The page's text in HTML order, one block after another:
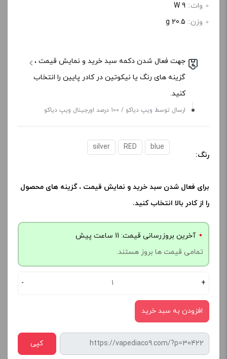
وات:: 9 W
وزن:: 20.5 g
جهت فعال شدن دکمه سبد خرید و نمایش قیمت ،
گزینه های رنگ یا نیکوتین در کادر پایین را انتخاب
کنید.
ارسال توسط ویپ دیاکو / 100 درصد اورجینال ویپ دیاکو
رنگ:
blue
RED
silver
برای فعال شدن سبد خرید و نمایش قیمت ، گزینه های محصول
را از کادر بالا انتخاب کنید.
آخرین بروزرسانی قیمت: 11 ساعت پیش
تمامی قیمت ها بروز هستند.
- +
افزودن به سبد خرید
کپی